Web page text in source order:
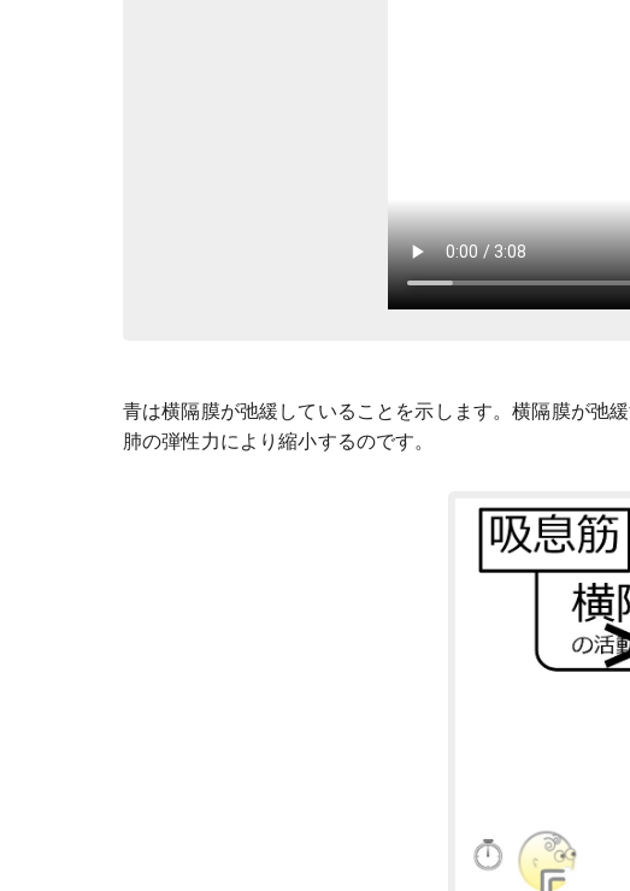
青は横隔膜が弛緩していることを示します。横隔膜が弛
肺の弾性力により縮小するのです。